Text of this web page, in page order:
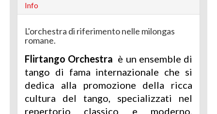
Info
L'orchestra di riferimento nelle milongas
romane.
Flirtango Orchestra è un ensemble di
tango di fama internazionale che si
dedica alla promozione della ricca
cultura del tango, specializzati nel
repertorio classico e moderno,